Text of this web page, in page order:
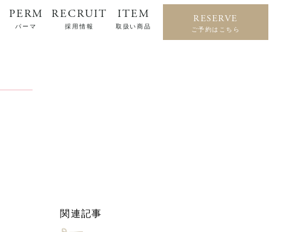
PERM
パーマ
RECRUIT
採用情報
ITEM
取扱い商品
RESERVE
ご予約はこちら
関連記事